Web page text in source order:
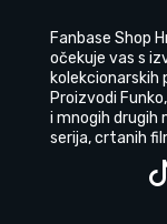
Fanbase Shop
očekuje vas s
kolekcionarskih
Proizvodi
i mnogih drugih
serija, crtanih